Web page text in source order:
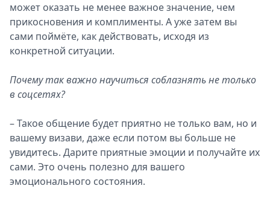
может оказать не менее важное значение, чем
прикосновения и комплименты. А уже затем вы
сами поймёте, как действовать, исходя из
конкретной ситуации.
Почему так важно научиться соблазнять не только
в соцсетях?
– Такое общение будет приятно не только вам, но и
вашему визави, даже если потом вы больше не
увидитесь. Дарите приятные эмоции и получайте их
сами. Это очень полезно для вашего
эмоционального состояния.